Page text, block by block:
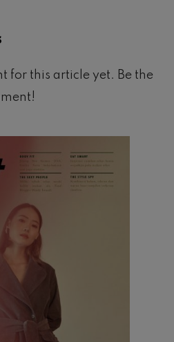
for this article yet. Be the